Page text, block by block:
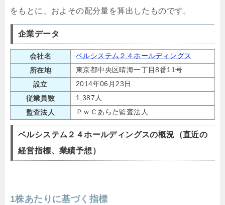
をもとに、およその配分量を算出したものです。
企業データ
会社名
ベルシステム２４ホールディングス
所在地
東京都中央区晴海一丁目8番11号
設立
2014年06月23日
従業員数
1,387人
監査法人
ＰｗＣあらた監査法人
ベルシステム２４ホールディングスの概況（直近の
経営指標、業績予想）
1株あたりに基づく指標